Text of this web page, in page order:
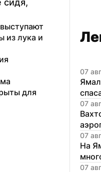
сидя,
из лука и
для
07
07
07
На
07